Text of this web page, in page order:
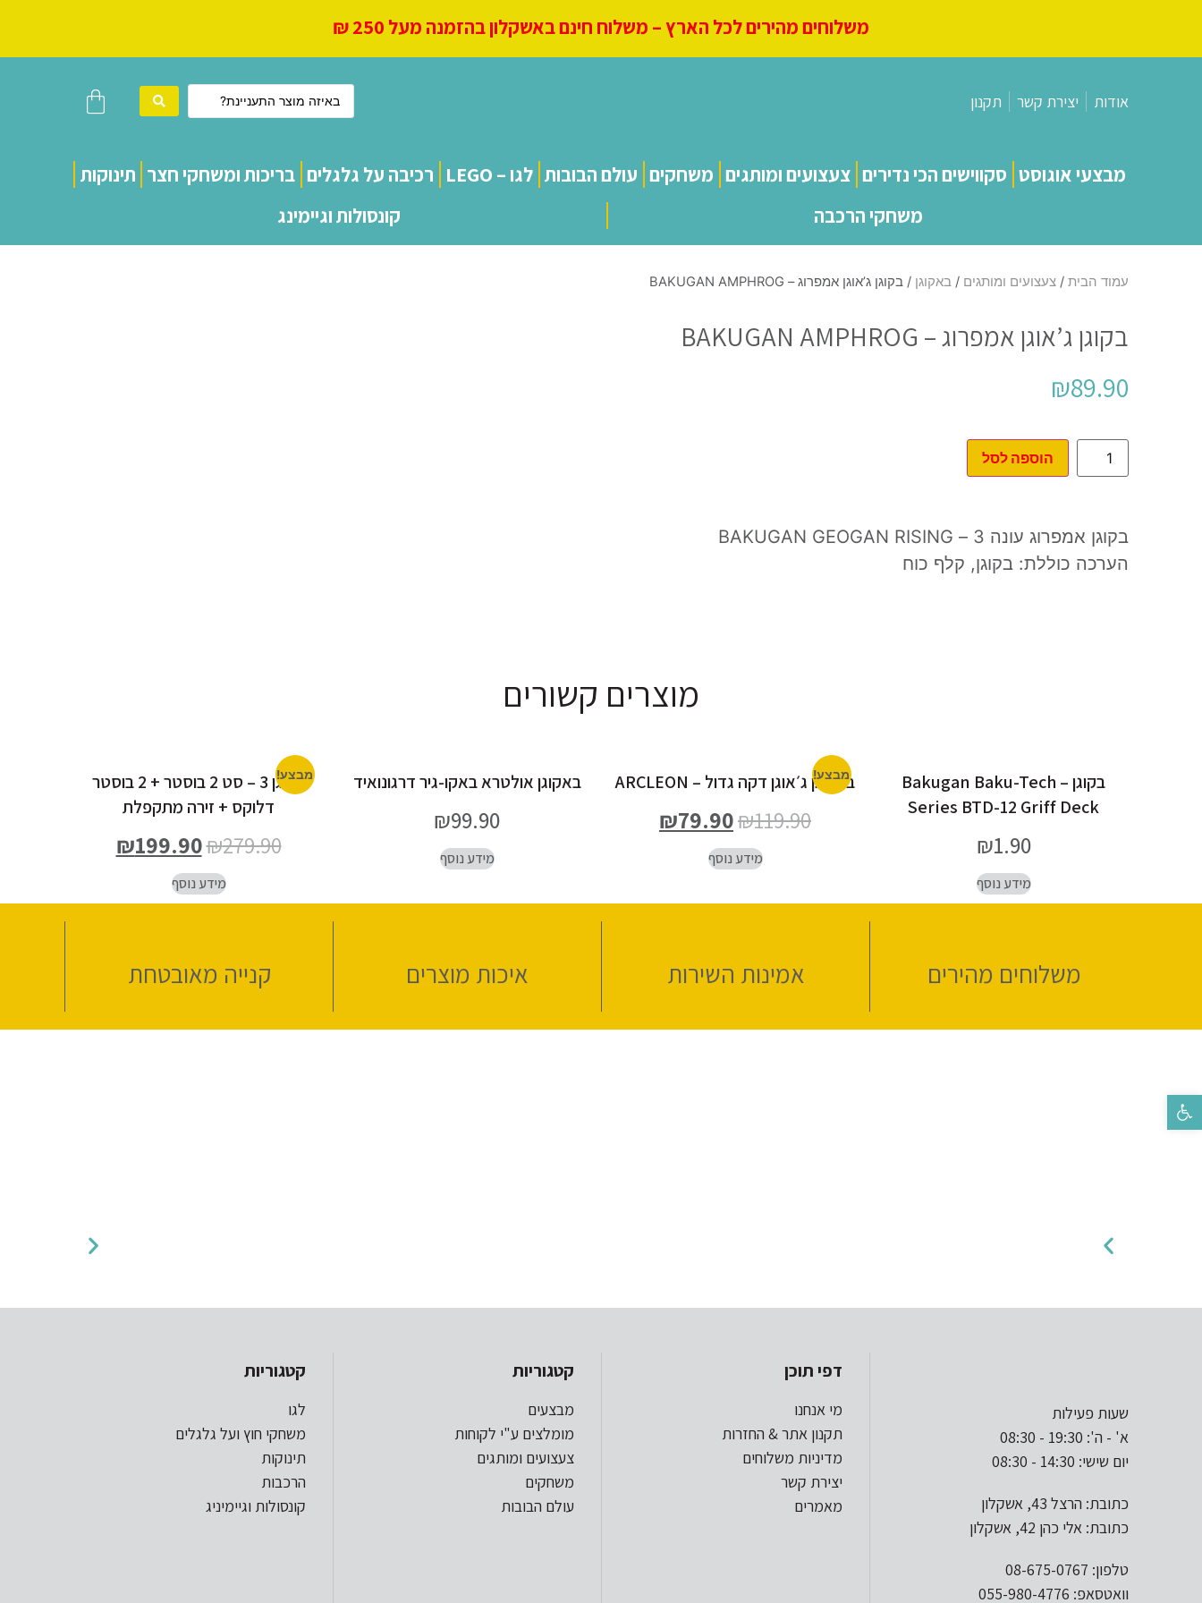
פתח סרגל נגישות
משלוחים מהירים לכל הארץ – משלוח חינם באשקלון בהזמנה מעל 250 ₪
אודות יצירת קשר תקנון
מבצעי אוגוסט סקווישים הכי נדירים צעצועים ומותגים משחקים עולם הבובות לגו – LEGO רכיבה על גלגלים בריכות ומשחקי חצר תינוקות
משחקי הרכבה
קונסולות וגיימינג
עמוד הבית / צעצועים ומותגים / באקוגן / בקוגן ג’אוגן אמפרוג – BAKUGAN AMPHROG
בקוגן ג’אוגן אמפרוג – BAKUGAN AMPHROG
₪89.90
הוספה לסל
בקוגן אמפרוג עונה 3 – BAKUGAN GEOGAN RISING
הערכה כוללת: בקוגן, קלף כוח
מוצרים קשורים
בקוגן – Bakugan Baku-Tech
Series BTD-12 Griff Deck
₪1.90
מידע נוסף
מבצע!
באקוגן ג׳אוגן דקה גדול – ARCLEON
₪119.90
₪79.90
מידע נוסף
באקוגן אולטרא באקו-גיר דרגונואיד
₪99.90
מידע נוסף
מבצע!
בקוגן 3 – סט 2 בוסטר + 2 בוסטר
דלוקס + זירה מתקפלת
₪279.90
₪199.90
מידע נוסף
משלוחים מהירים אמינות השירות איכות מוצרים קנייה מאובטחת
שעות פעילות
א' - ה': 19:30 - 08:30
יום שישי: 14:30 - 08:30
כתובת: הרצל 43, אשקלון
כתובת: אלי כהן 42, אשקלון
טלפון: 08-675-0767
וואטסאפ: 055-980-4776
דפי תוכן
מי אנחנו
תקנון אתר & החזרות
מדיניות משלוחים
יצירת קשר
מאמרים
קטגוריות
מבצעים
מומלצים ע"י לקוחות
צעצועים ומותגים
משחקים
עולם הבובות
קטגוריות
לגו
משחקי חוץ ועל גלגלים
תינוקות
הרכבות
קונסולות וגיימיניג